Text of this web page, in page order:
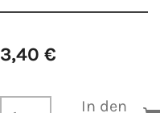
3,40 €
In den